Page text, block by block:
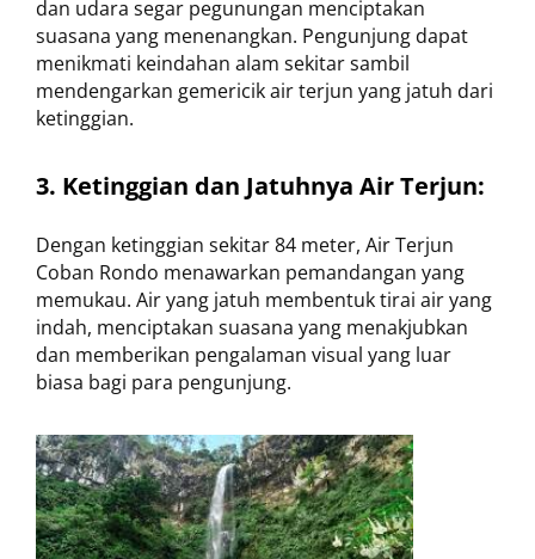
dan udara segar pegunungan menciptakan
suasana yang menenangkan. Pengunjung dapat
menikmati keindahan alam sekitar sambil
mendengarkan gemericik air terjun yang jatuh dari
ketinggian.
3. Ketinggian dan Jatuhnya Air Terjun:
Dengan ketinggian sekitar 84 meter, Air Terjun
Coban Rondo menawarkan pemandangan yang
memukau. Air yang jatuh membentuk tirai air yang
indah, menciptakan suasana yang menakjubkan
dan memberikan pengalaman visual yang luar
biasa bagi para pengunjung.